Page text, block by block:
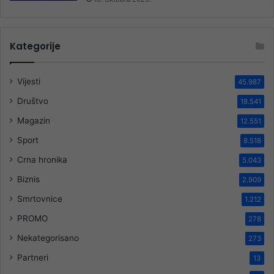
Kategorije
Vijesti 45.987
Društvo 18.541
Magazin 12.551
Sport 8.518
Crna hronika 5.043
Biznis 2.909
Smrtovnice 1.212
PROMO 278
Nekategorisano 273
Partneri 13